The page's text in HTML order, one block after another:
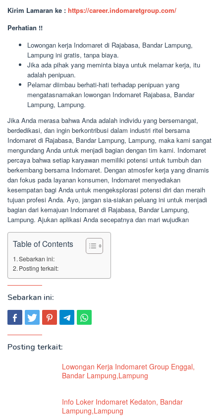
Kirim Lamaran ke : https://career.indomaretgroup.com/
Perhatian !!
Lowongan kerja Indomaret di Rajabasa, Bandar Lampung,
Lampung ini gratis, tanpa biaya.
Jika ada pihak yang meminta biaya untuk melamar kerja, itu
adalah penipuan.
Pelamar diimbau berhati-hati terhadap penipuan yang
mengatasnamakan lowongan Indomaret Rajabasa, Bandar
Lampung, Lampung.
Jika Anda merasa bahwa Anda adalah individu yang bersemangat,
berdedikasi, dan ingin berkontribusi dalam industri ritel bersama
Indomaret di Rajabasa, Bandar Lampung, Lampung, maka kami sangat
mengundang Anda untuk menjadi bagian dengan tim kami. Indomaret
percaya bahwa setiap karyawan memiliki potensi untuk tumbuh dan
berkembang bersama Indomaret. Dengan atmosfer kerja yang dinamis
dan fokus pada layanan konsumen, Indomaret menyediakan
kesempatan bagi Anda untuk mengeksplorasi potensi diri dan meraih
tujuan profesi Anda. Ayo, jangan sia-siakan peluang ini untuk menjadi
bagian dari kemajuan Indomaret di Rajabasa, Bandar Lampung,
Lampung. Ajukan aplikasi Anda secepatnya dan mari wujudkan
Table of Contents
Sebarkan ini:
Posting terkait:
Sebarkan ini:
Posting terkait:
Lowongan Kerja Indomaret Group Enggal,
Bandar Lampung,Lampung
Info Loker Indomaret Kedaton, Bandar
Lampung,Lampung